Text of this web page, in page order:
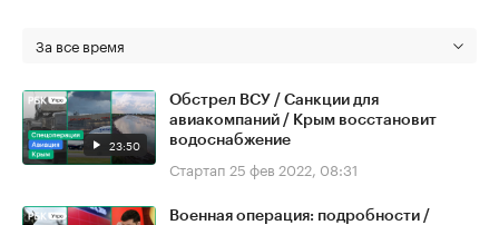
За все время
23:50
Обстрел ВСУ / Санкции для
авиакомпаний / Крым восстановит
водоснабжение
Стартап 25 фев 2022, 08:31
Военная операция: подробности /